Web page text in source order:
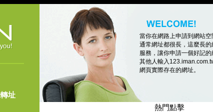
址
當你在網路上申請到網站
通常網址都很長，這麼長
服務，讓你申請一個好記
其他人輸入
網頁實際存在的網址。
熱門點擊